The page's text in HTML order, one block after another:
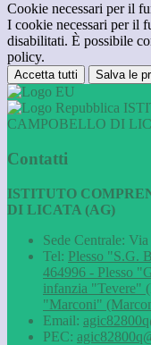
Cookie necessari per il
I cookie necessari per il
disabilitati. È possibile
policy.
Accetta tutti Salva le
CAMPOBELLO DI
Contatti
ISTITUTO
DI LICATA (AG)
Sede Centrale:
Tel: Plesso "S.G.
464996 - Plesso
infanzia "Tevere"
"Marconi"
Email:
PEC: